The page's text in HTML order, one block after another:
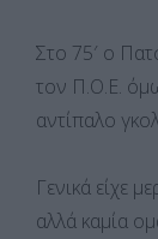
Στο 75′ ο
τον Π.Ο.Ε.
αντίπαλο
Γενικά είχε
αλλά καμία